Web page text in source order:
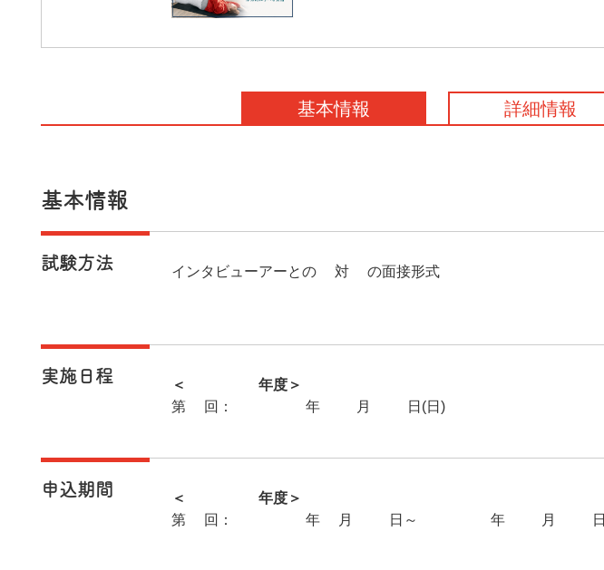
基本情報 詳細情報
基本情報
試験方法 インタビューアーとの1対1の面接形式
実施日程
＜2025年度＞
第2回：2025年11月16日(日)
申込期間
＜2025年度＞
第2回：2025年9月29日～2025年10月20日